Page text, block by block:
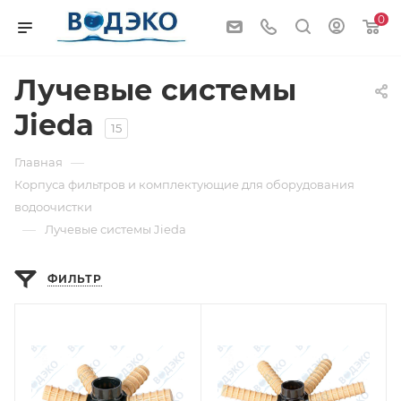
0
Лучевые системы
Jieda
15
Главная —
Корпуса фильтров и комплектующие для оборудования
водоочистки
— Лучевые системы Jieda
ФИЛЬТР